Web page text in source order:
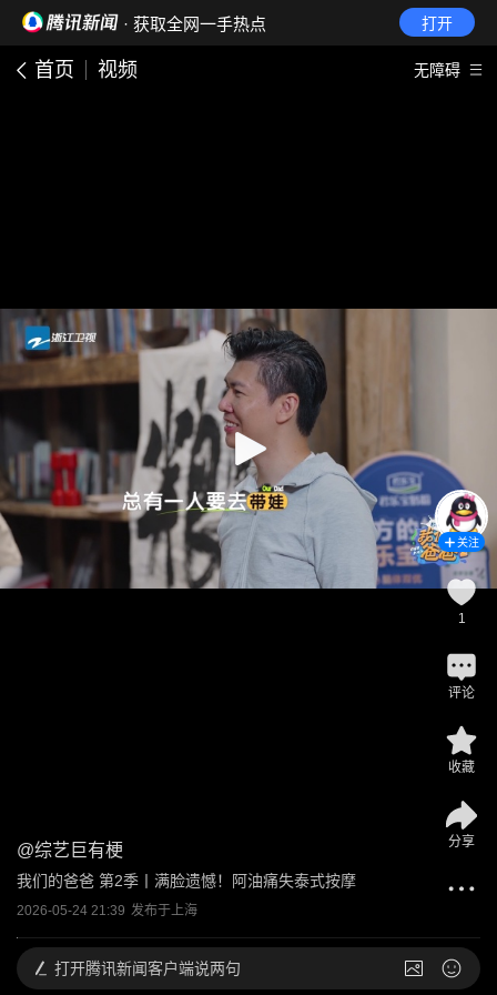
· 获取全网一手热点 打开
首页 视频 无障碍
@综艺巨有梗
我们的爸爸 第2季丨满脸遗憾！阿油痛失泰式按摩
2026-05-24 21:39 发布于上海
关注
1
评论
收藏
分享
打开腾讯新闻客户端说两句